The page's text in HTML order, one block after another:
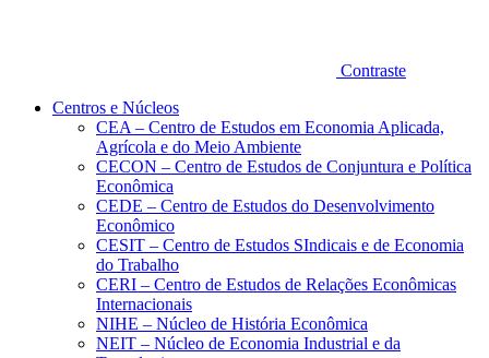
Contraste
Centros e Núcleos
CEA – Centro de Estudos em Economia Aplicada,
Agrícola e do Meio Ambiente
CECON – Centro de Estudos de Conjuntura e Política
Econômica
CEDE – Centro de Estudos do Desenvolvimento
Econômico
CESIT – Centro de Estudos SIndicais e de Economia
do Trabalho
CERI – Centro de Estudos de Relações Econômicas
Internacionais
NIHE – Núcleo de História Econômica
NEIT – Núcleo de Economia Industrial e da